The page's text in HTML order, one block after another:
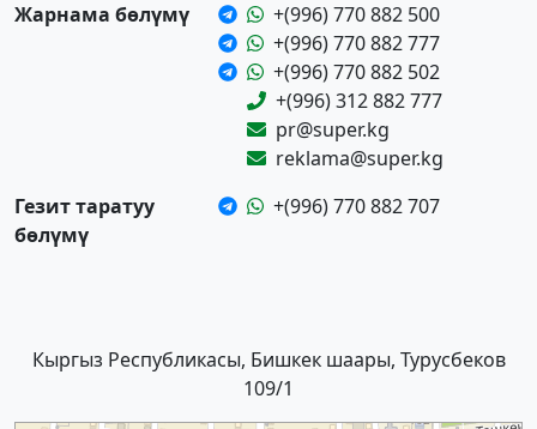
Жарнама бөлүмү
+(996) 770 882 500
+(996) 770 882 777
+(996) 770 882 502
+(996) 312 882 777
pr@super.kg
reklama@super.kg
Гезит таратуу
бөлүмү
+(996) 770 882 707
Кыргыз Республикасы, Бишкек шаары, Турусбеков
109/1